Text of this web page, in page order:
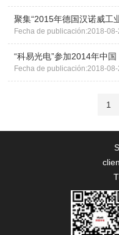
聚集“2015年德国汉诺威工
Fecha de publicación:2018-08-
“科易光电”参加2014年中
Fecha de publicación:2018-08-
1